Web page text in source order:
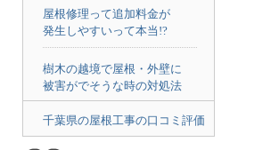
屋根修理って追加料金が
発生しやすいって本当!?
樹木の越境で屋根・外壁に
被害がでそうな時の対処法
千葉県の屋根工事の口コミ評価